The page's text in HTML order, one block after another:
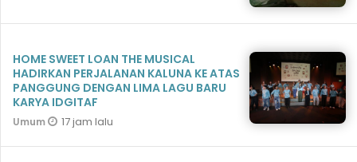
HOME SWEET LOAN THE MUSICAL
HADIRKAN PERJALANAN KALUNA KE ATAS
PANGGUNG DENGAN LIMA LAGU BARU
KARYA IDGITAF
Umum 17 jam lalu